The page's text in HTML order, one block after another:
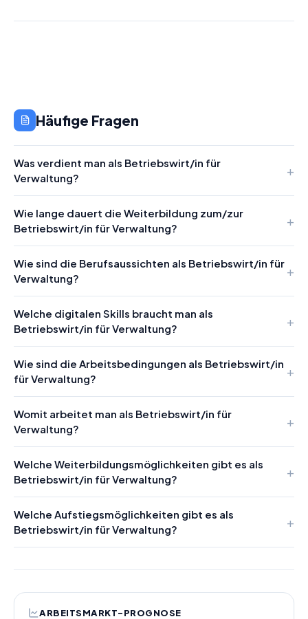
Häufige Fragen
Was verdient man als Betriebswirt/in für
Verwaltung?
Wie lange dauert die Weiterbildung zum/zur
Betriebswirt/in für Verwaltung?
Wie sind die Berufsaussichten als Betriebswirt/in für
Verwaltung?
Welche digitalen Skills braucht man als
Betriebswirt/in für Verwaltung?
Wie sind die Arbeitsbedingungen als Betriebswirt/in
für Verwaltung?
Womit arbeitet man als Betriebswirt/in für
Verwaltung?
Welche Weiterbildungsmöglichkeiten gibt es als
Betriebswirt/in für Verwaltung?
Welche Aufstiegsmöglichkeiten gibt es als
Betriebswirt/in für Verwaltung?
ARBEITSMARKT-PROGNOSE